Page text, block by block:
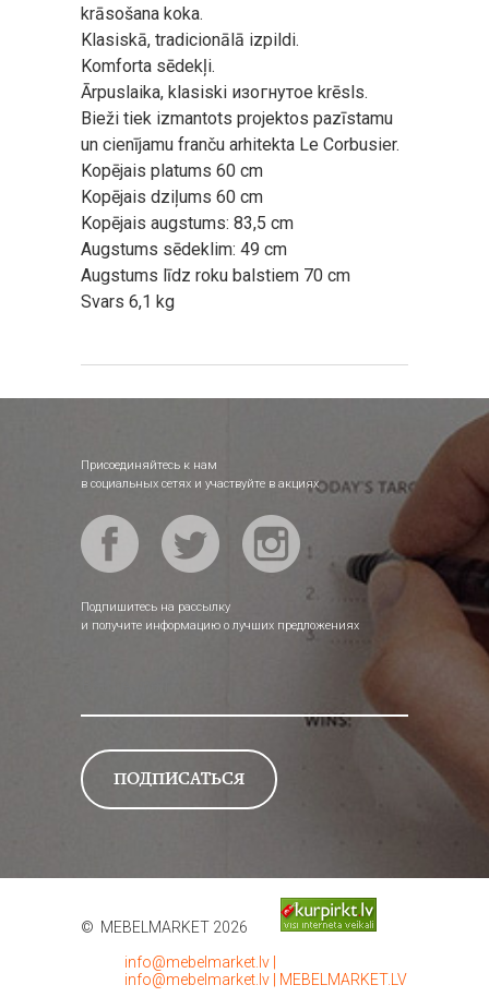
krāsošana koka.
Klasiskā, tradicionālā izpildi.
Komforta sēdekļi.
Ārpuslaika, klasiski изогнутое krēsls.
Bieži tiek izmantots projektos pazīstamu
un cienījamu franču arhitekta Le Corbusier.
Kopējais platums 60 cm
Kopējais dziļums 60 cm
Kopējais augstums: 83,5 cm
Augstums sēdeklim: 49 cm
Augstums līdz roku balstiem 70 cm
Svars 6,1 kg
Присоединяйтесь к нам
в социальных сетях и участвуйте в акциях
Подпишитесь на рассылку
и получите информацию о лучших предложениях
© MEBELMARKET 2026
info@mebelmarket.lv
info@mebelmarket.lv
MEBELMARKET.LV